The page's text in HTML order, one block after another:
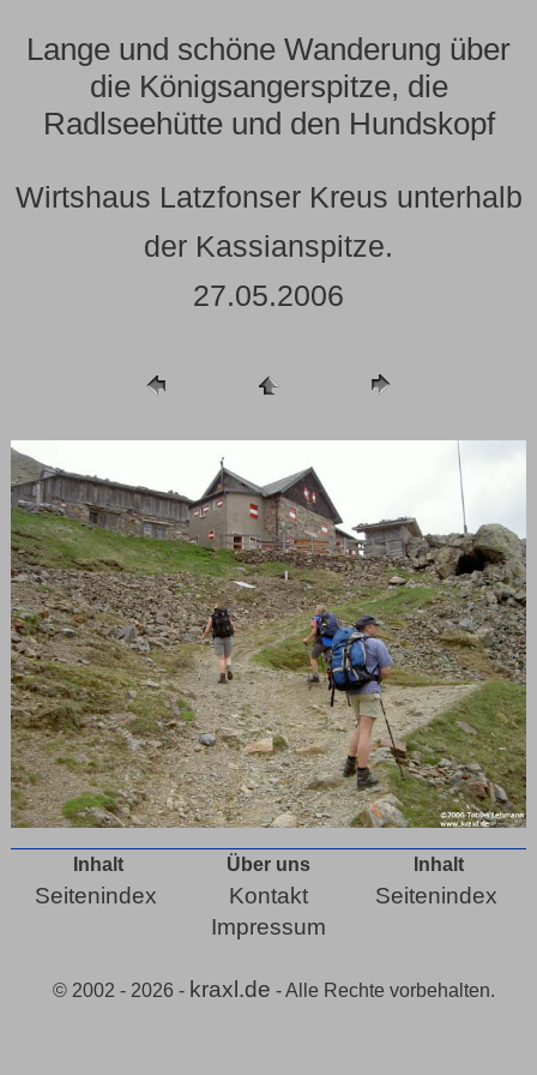
Lange und schöne Wanderung über
die Königsangerspitze, die
Radlseehütte und den Hundskopf
Wirtshaus Latzfonser Kreus unterhalb
der Kassianspitze.
27.05.2006
Inhalt
Seitenindex
Über uns
Kontakt
Impressum
Inhalt
Seitenindex
© 2002 - 2026 - kraxl.de - Alle Rechte vorbehalten.